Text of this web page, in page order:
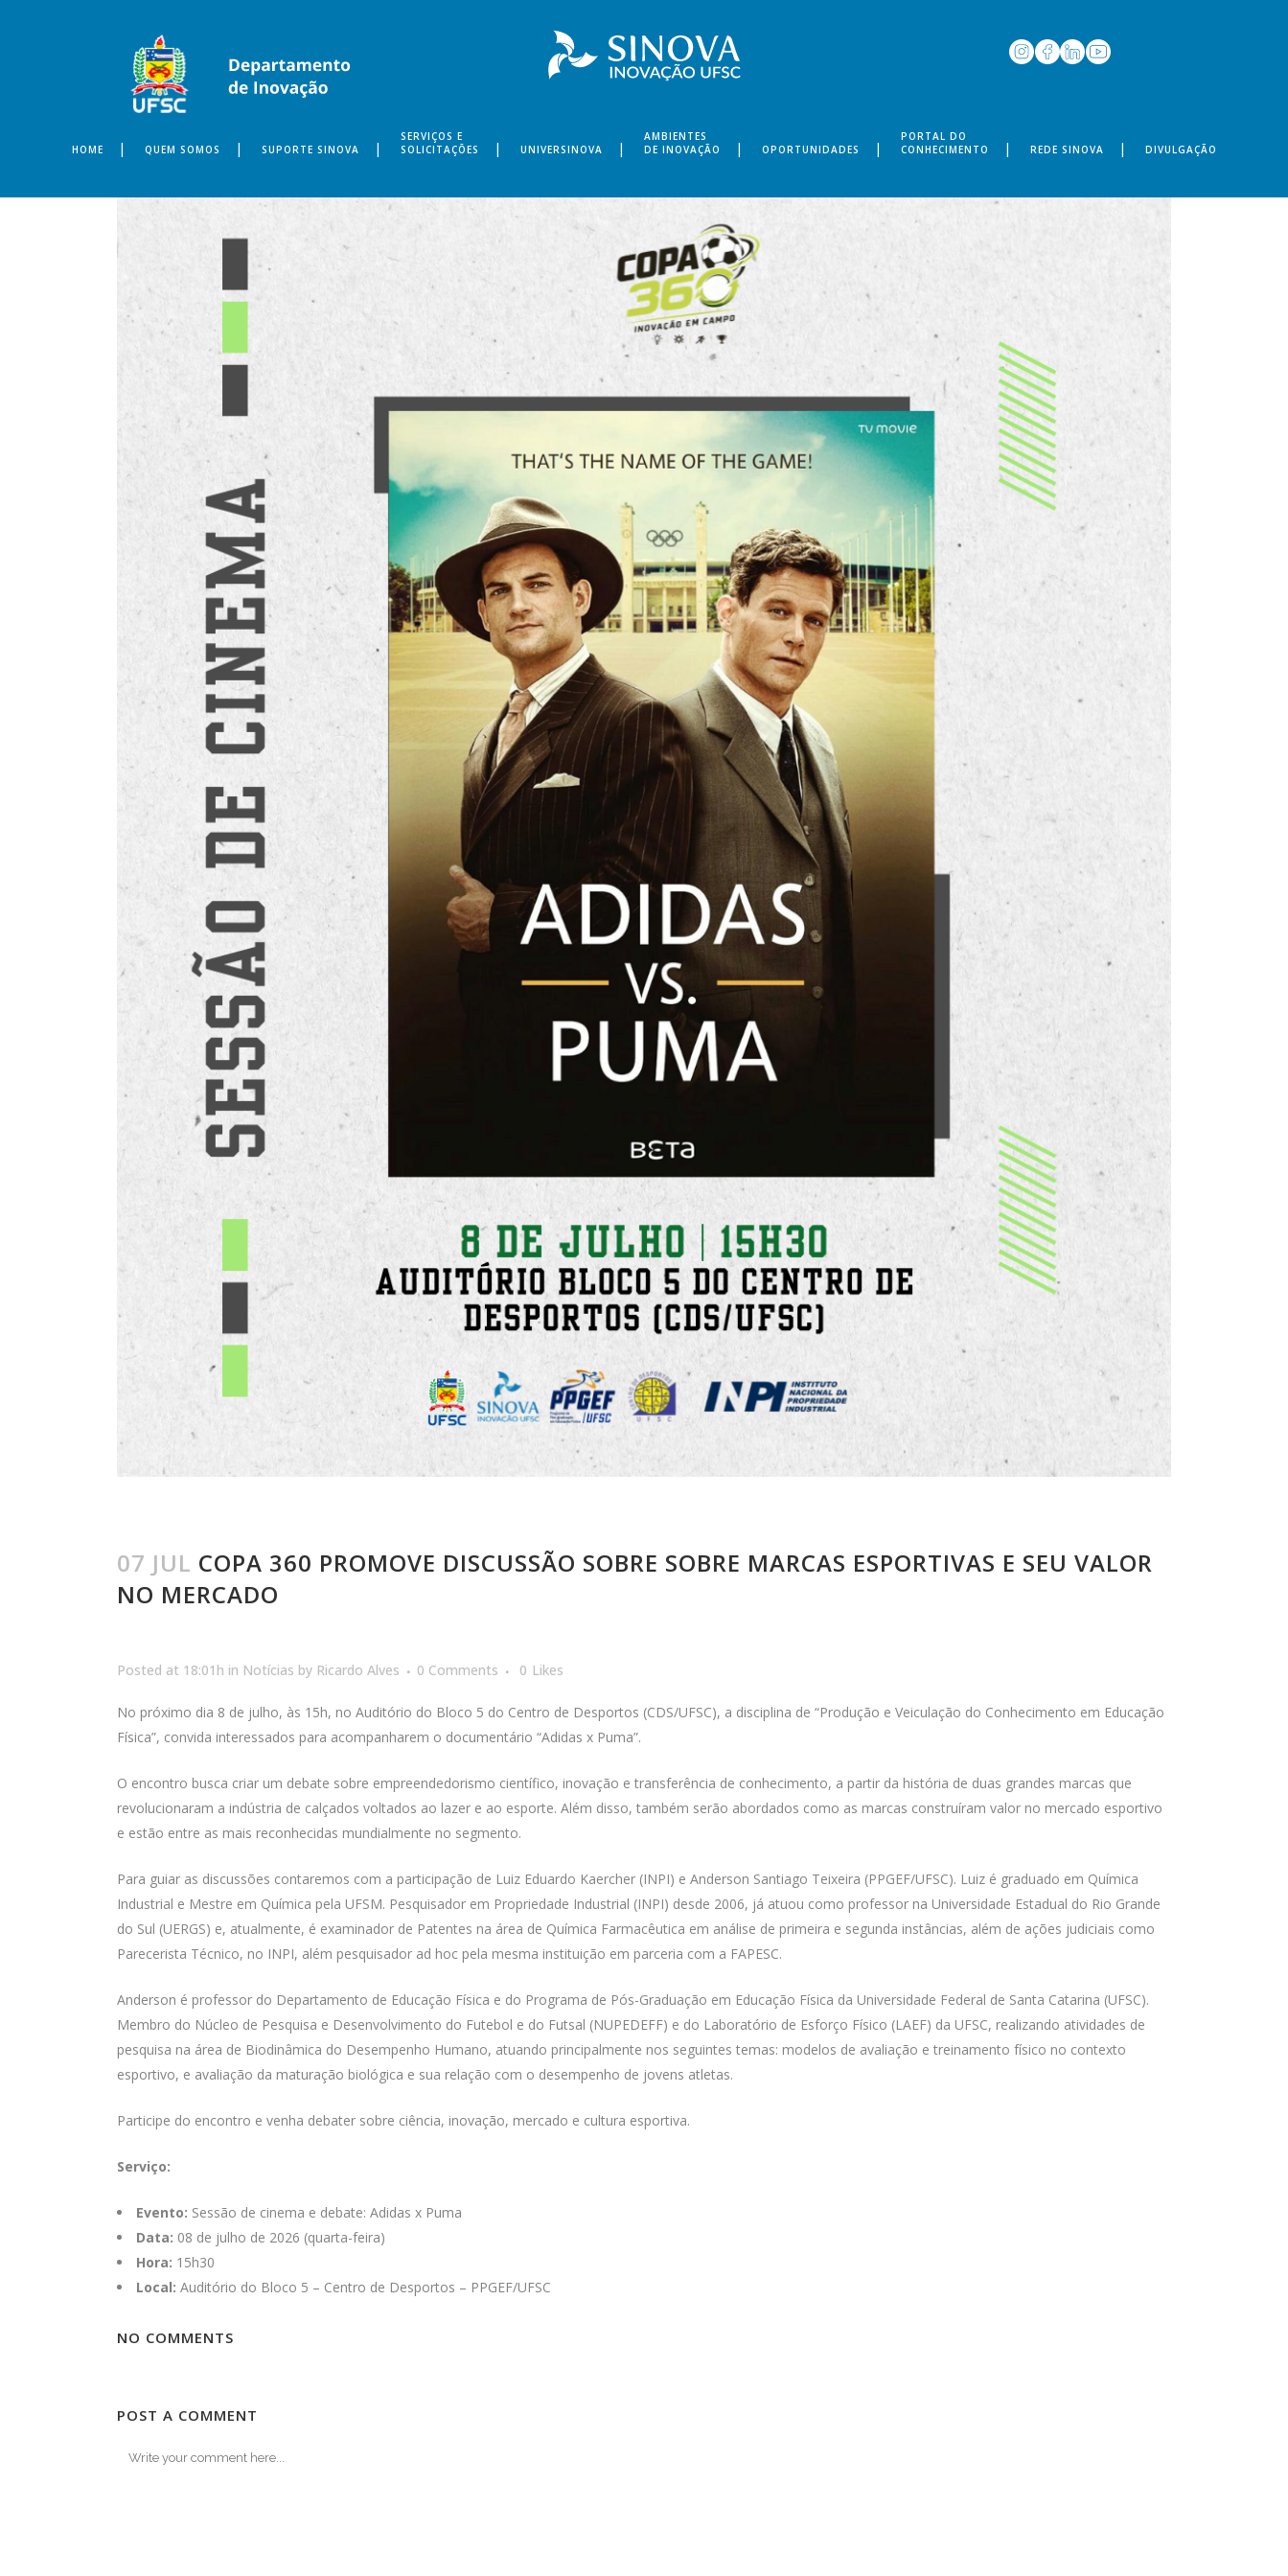
HOME QUEM SOMOS SUPORTE SINOVA
SERVIÇOS E
SOLICITAÇÕES
UNIVERSINOVA
AMBIENTES
DE INOVAÇÃO
OPORTUNIDADES
PORTAL DO
CONHECIMENTO
REDE SINOVA DIVULGAÇÃO
07 JUL COPA 360 PROMOVE DISCUSSÃO SOBRE SOBRE MARCAS ESPORTIVAS E SEU VALOR
NO MERCADO
Posted at 18:01h in Notícias by Ricardo Alves 0 Comments 0 Likes
No próximo dia 8 de julho, às 15h, no Auditório do Bloco 5 do Centro de Desportos (CDS/UFSC), a disciplina de “Produção e Veiculação do Conhecimento em Educação
Física”, convida interessados para acompanharem o documentário “Adidas x Puma”.
O encontro busca criar um debate sobre empreendedorismo científico, inovação e transferência de conhecimento, a partir da história de duas grandes marcas que
revolucionaram a indústria de calçados voltados ao lazer e ao esporte. Além disso, também serão abordados como as marcas construíram valor no mercado esportivo
e estão entre as mais reconhecidas mundialmente no segmento.
Para guiar as discussões contaremos com a participação de Luiz Eduardo Kaercher (INPI) e Anderson Santiago Teixeira (PPGEF/UFSC). Luiz é graduado em Química
Industrial e Mestre em Química pela UFSM. Pesquisador em Propriedade Industrial (INPI) desde 2006, já atuou como professor na Universidade Estadual do Rio Grande
do Sul (UERGS) e, atualmente, é examinador de Patentes na área de Química Farmacêutica em análise de primeira e segunda instâncias, além de ações judiciais como
Parecerista Técnico, no INPI, além pesquisador ad hoc pela mesma instituição em parceria com a FAPESC.
Anderson é professor do Departamento de Educação Física e do Programa de Pós-Graduação em Educação Física da Universidade Federal de Santa Catarina (UFSC).
Membro do Núcleo de Pesquisa e Desenvolvimento do Futebol e do Futsal (NUPEDEFF) e do Laboratório de Esforço Físico (LAEF) da UFSC, realizando atividades de
pesquisa na área de Biodinâmica do Desempenho Humano, atuando principalmente nos seguintes temas: modelos de avaliação e treinamento físico no contexto
esportivo, e avaliação da maturação biológica e sua relação com o desempenho de jovens atletas.
Participe do encontro e venha debater sobre ciência, inovação, mercado e cultura esportiva.
Serviço:
Evento: Sessão de cinema e debate: Adidas x Puma
Data: 08 de julho de 2026 (quarta-feira)
Hora: 15h30
Local: Auditório do Bloco 5 – Centro de Desportos – PPGEF/UFSC
NO COMMENTS
POST A COMMENT